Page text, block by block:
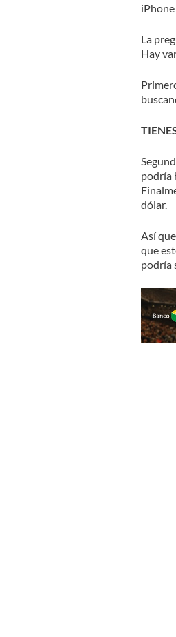
La
Hay
podría
dólar.
Así
que
podría